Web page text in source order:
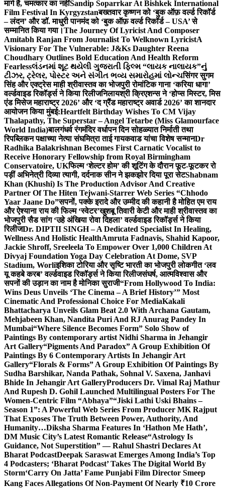
मार्ग है, चमत्कार का नहींSandip Soparrkar At Bishkek International
Film Festival In Kyrgyzstanबख्तवार कृष्णन को ‘बुक ऑफ़ वर्ल्ड रिकॉर्ड
– लंदन’ और डॉ. माधुरी पानमंद को ‘बुक ऑफ़ वर्ल्ड रिकॉर्ड – USA’ से
सम्मानित किया गया।The Journey Of Lyricist And Composer
Amitabh Ranjan From Journalist To Welknown LyricistA
Visionary For The Vulnerable: J&Ks Daughter Reena
Choudhary Outlines Bold Education And Health Reform
Fearlessલંડનમાં શૂટ થયેલી ગુજરાતી ફિલ્મ “લાયક નાલાયક”નું
ટીઝર, ટ્રેલર, પોસ્ટર અને સંગીત ભવ્ય સમારોહમાં લોન્ચसिंगर सुगम
सिंह और एक्ट्रेस माही श्रीवास्तव का भोजपुरी रोमांटिक गाना ‘करिया धागा’
वर्ल्डवाइड रिकॉर्ड्स ने किया रिलीजनिलायश्री क्रिएशन्स ने ‘होप्स मिस्टर, मिस
एंड मिसेज महाराष्ट्र 2026’ और ‘द ग्रैंड महाराष्ट्र अवार्ड 2026’ का शानदार
आयोजन किया मुंबई:Heartfelt Birthday Wishes To CM Vijay
Thalapathy, The Superstar – Angel Tetarbe (Miss Glamourface
World India)बालगंधर्व रंगमंदिर वर्धापन दिन सोहळ्यात निर्माती तथा
रिपब्लिकन पक्षाच्या नेत्या संघमित्रा ताई गायकवाड यांचा विशेष सन्मानDr
Radhika Balakrishnan Becomes First Carnatic Vocalist to
Receive Honorary Fellowship from Royal Birmingham
Conservatoire, UKफिल्म ‘शेल्टर होम’ की शूटिंग के दौरान फूट-फूटकर रो
पड़ीं अभिनेत्री दिव्या त्यागी, दर्दनाक सीन ने झकझोर दिया पूरा सेटShabnam
Khan (Khushi) Is The Production Advisor And Creative
Partner Of The Hiten Tejwani-Starrer Web Series “Chhodo
Yaar Jaane Do”सपनों, पक्के इरादे और उम्मीद की कहानी है मोहित एम राय
और ऐश्याना राय की फिल्म ‘स्वेटर’खुशबू तिवारी केटी और माही श्रीवास्तव का
भोजपुरी सैड सांग ‘उहे अंखिया रोवा दिहला’ वर्ल्डवाइड रिकॉर्ड्स ने किया
रिलीजDr. DIPTII SINGH – A Dedicated Specialist In Healing,
Wellness And Holistic HealthAmruta Fadnavis, Shahid Kapoor,
Jackie Shroff, Sreeleela To Empower Over 1,000 Children At
Divyaj Foundation Yoga Day Celebration At Dome, SVP
Stadium, Worliइशिका टोरिया और सृष्टि भारती का भोजपुरी लोकगीत ‘लव
यू कहबे करब’ वर्ल्डवाइड रिकॉर्ड्स ने किया रिलीजसंघर्ष, आत्मविश्वास और
सपनों की उड़ान का नाम है मोनिका सुराजी“From Hollywood To India:
Wins Deus Unveils ‘The Cinema – A Brief History’” Most
Cinematic And Professional Choice For MediaKakali
Bhattacharya Unveils Glam Beat 2.0 With Archana Gautam,
Mehjabeen Khan, Nandita Puri And RJ Anurag Pandey In
Mumbai“Where Silence Becomes Form” Solo Show of
Paintings By contemporary artist Nidhi Sharma in Jehangir
Art Gallery“Pigments And Paradox” A Group Exhibition Of
Paintings By 6 Contemporary Artists In Jehangir Art
Gallery“Florals & Forms” A Group Exhibition Of Paintings By
Sudha Barshikar, Nanda Pathak, Sohnal V. Saxena, Janhavi
Bhide In Jehangir Art GalleryProducers Dr. Vimal Raj Mathur
And Rupesh D. Gohil Launched Multilingual Posters For The
Women-Centric Film “Abhaya”“Jiski Lathi Uski Bhains –
Season 1”: A Powerful Web Series From Producer MK Rajput
That Exposes The Truth Between Power, Authority, And
Humanity…Diksha Sharma Features In ‘Hathon Me Hath’,
DM Music City’s Latest Romantic Release“Astrology Is
Guidance, Not Superstition” — Rahul Shastri Declares At
Bharat PodcastDeepak Saraswat Emerges Among India’s Top
4 Podcasters; ‘Bharat Podcast’ Takes The Digital World By
Storm‘Carry On Jatta’ Fame Punjabi Film Director Smeep
Kang Faces Allegations Of Non-Payment Of Nearly ₹10 Crore